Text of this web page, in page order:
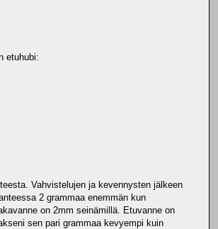
etuhubi:
Vahvistelujen ja kevennysten jälkeen
2 grammaa enemmän kun
on 2mm seinämillä. Etuvanne on
sen pari grammaa kevyempi kuin